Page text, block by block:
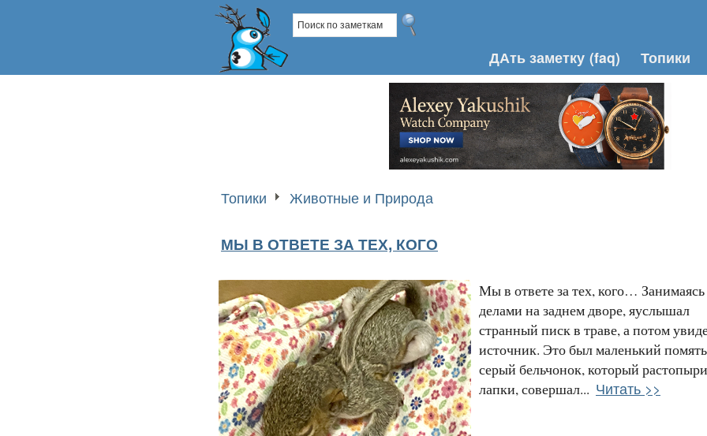
ДАть заметку (faq) Топики
Топики Животные и Природа
МЫ В ОТВЕТЕ ЗА ТЕХ, КОГО
Мы в ответе за тех, кого… Занимаясь
делами на заднем дворе, яуслышал
странный писк в траве, а потом
источник. Это был маленький
серый бельчонок, который
лапки, совершал... Читать >>